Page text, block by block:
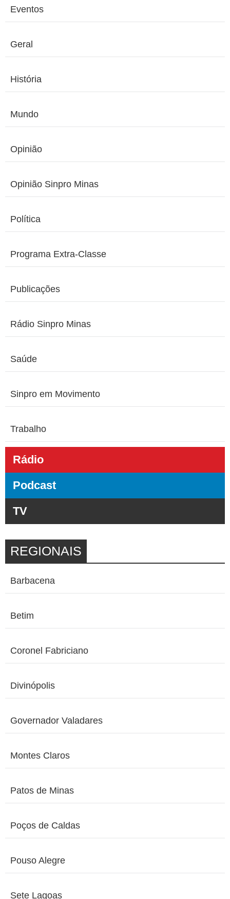
Eventos
Geral
História
Mundo
Opinião
Opinião Sinpro Minas
Política
Programa Extra-Classe
Publicações
Rádio Sinpro Minas
Saúde
Sinpro em Movimento
Trabalho
Rádio
Podcast
TV
REGIONAIS
Barbacena
Betim
Coronel Fabriciano
Divinópolis
Governador Valadares
Montes Claros
Patos de Minas
Poços de Caldas
Pouso Alegre
Sete Lagoas